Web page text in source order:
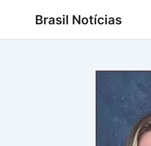
Brasil Notícias